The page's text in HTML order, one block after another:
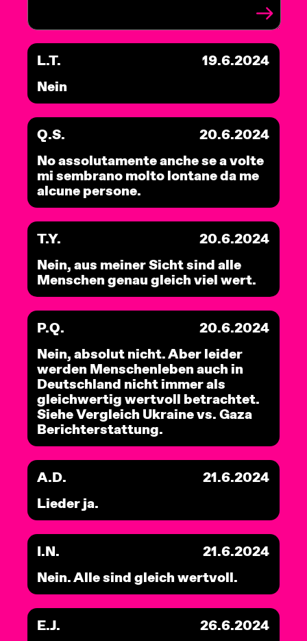
L.T.
19.6.2024
Nein
Q.S.
20.6.2024
No assolutamente anche se a volte
mi sembrano molto lontane da me
alcune persone.
T.Y.
20.6.2024
Nein, aus meiner Sicht sind alle
Menschen genau gleich viel wert.
P.Q.
20.6.2024
Nein, absolut nicht. Aber leider
werden Menschenleben auch in
Deutschland nicht immer als
gleichwertig wertvoll betrachtet.
Siehe Vergleich Ukraine vs. Gaza
Berichterstattung.
A.D.
21.6.2024
Lieder ja.
I.N.
21.6.2024
Nein. Alle sind gleich wertvoll.
E.J.
26.6.2024